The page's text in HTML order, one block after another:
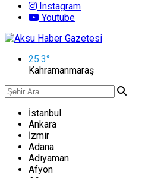
Instagram
Youtube
25.3°
Kahramanmaraş
İstanbul
Ankara
İzmir
Adana
Adıyaman
Afyon